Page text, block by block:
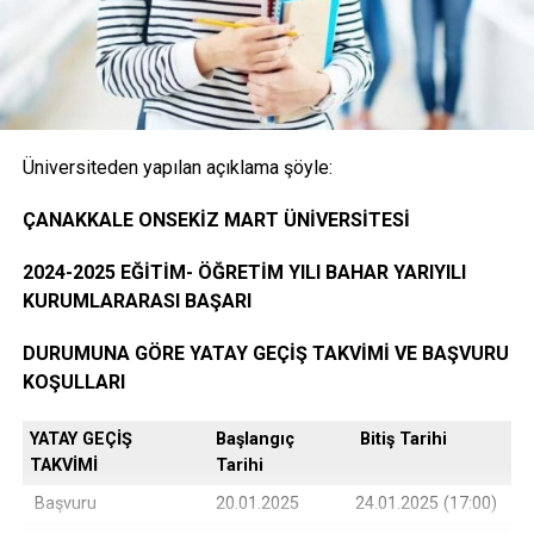
Onaylı Not belgesi (transkript); başvuruda bulunan
öğrencinin ayrılacağı kurumda okuduğu bütün
dersleri ve bu derslerden aldığı notları gösteren
belge.( E-Devlet, Elektronik imza ya da Islak İmzalı)
Öğrencinin yerleştiği yıldaki LYS ve ÖSYS Sonuç
ÖSYM Yerleştirme Belgesi. (İnternet çıktısı)
DGS ile yerleşen öğrencilerin DGS Sonuç belgesi
Üniversiteden yapılan açıklama şöyle:
ÇANAKKALE ONSEKİZ MART ÜNİVERSİTESİ
2024-2025 EĞİTİM- ÖĞRETİM YILI BAHAR YARIYILI
KURUMLARARASI BAŞARI
DURUMUNA GÖRE YATAY GEÇİŞ TAKVİMİ VE BAŞVURU
KOŞULLARI
YATAY GEÇİŞ
TAKVİMİ
Başlangıç
Tarihi
Bitiş Tarihi
Başvuru 20.01.2025
24.01.2025 (17:00)